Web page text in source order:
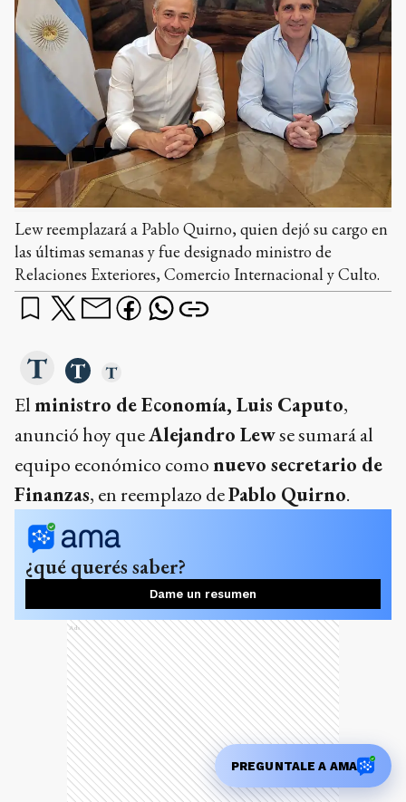
Lew reemplazará a Pablo Quirno, quien dejó su cargo en
las últimas semanas y fue designado ministro de
Relaciones Exteriores, Comercio Internacional y Culto.
Elministro de Economía, Luis Caputo,
anunció hoy queAlejandro Lewse sumará al
equipo económico comonuevo secretario de
Finanzas, en reemplazo dePablo Quirno.
¿qué querés saber?
Dame un resumen
Ads
PREGUNTALE A AMA